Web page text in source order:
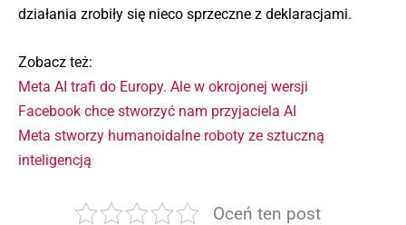
działania zrobiły się nieco sprzeczne z deklaracjami.
Zobacz też:
Meta AI trafi do Europy. Ale w okrojonej wersji
Facebook chce stworzyć nam przyjaciela AI
Meta stworzy humanoidalne roboty ze sztuczną
inteligencją
Oceń ten post